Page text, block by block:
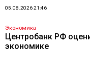
05.08.2026 21:46
Экономика
Центробанк РФ
экономике